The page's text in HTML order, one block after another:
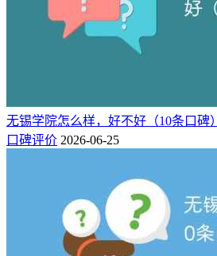
无锡学院怎么样，好不好（10条口碑）
口碑评价 2026-06-25